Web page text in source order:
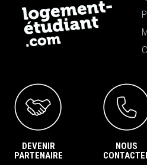
DEVENIR
PARTENAIRE
NOUS